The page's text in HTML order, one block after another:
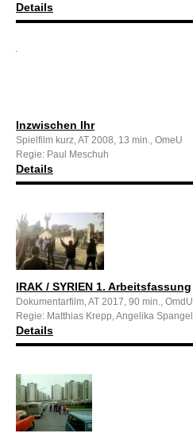
Details
Inzwischen Ihr
Spielfilm kurz, AT 2008, 13 min., OmeU
Regie: Paul Meschuh
Details
IRAK / SYRIEN 1. Arbeitsfassung
Dokumentarfilm, AT 2017, 90 min., OmdU
Regie: Matthias Krepp, Angelika Spangel
Details